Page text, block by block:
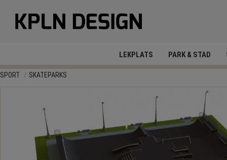
LEKPLATS PARK & STAD
SPORT SKATEPARKS